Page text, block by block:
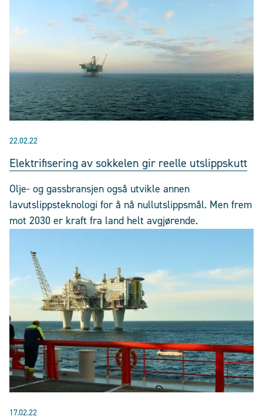
22.02.22
Elektrifisering av sokkelen gir reelle utslippskutt
Olje- og gassbransjen også utvikle annen
lavutslippsteknologi for å nå nullutslippsmål. Men frem
mot 2030 er kraft fra land helt avgjørende.
17.02.22